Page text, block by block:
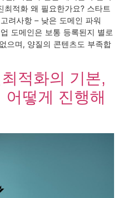
최적화 왜 필요한가요? 스타트
려사항 – 낮은 도메인 파워
도메인은 보통 등록된지 별로
으며, 양질의 콘텐츠도 부족합
적화의 기본,
어떻게 진행해